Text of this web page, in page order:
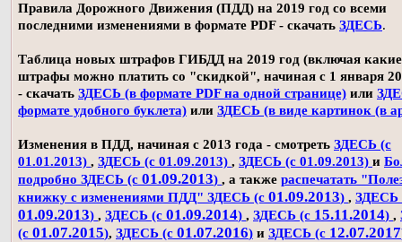
Правила Дорожного Движения (ПДД) на 2019 год со всеми
последними изменениями в формате PDF - скачать ЗДЕСЬ.
Таблица новых штрафов ГИБДД на 2019 год (включая какие
штрафы можно платить со "скидкой", начиная с 1 января
- скачать ЗДЕСЬ (в формате PDF на одной странице) или
формате удобного буклета) или ЗДЕСЬ (в виде картинок (в
Изменения в ПДД, начиная с 2013 года - смотреть ЗДЕСЬ (с
01.01.2013) , ЗДЕСЬ (с 01.09.2013) , ЗДЕСЬ (с 01.09.2013) и
подробно ЗДЕСЬ (с 01.09.2013) , а также распечатать
книжку с изменениями ПДД" ЗДЕСЬ (с 01.09.2013) , ЗДЕСЬ
01.09.2013) , ЗДЕСЬ (с 01.09.2014) , ЗДЕСЬ (с 15.11.2014) ,
(с 01.07.2015), ЗДЕСЬ (с 01.07.2016) и ЗДЕСЬ (с 12.07.2017